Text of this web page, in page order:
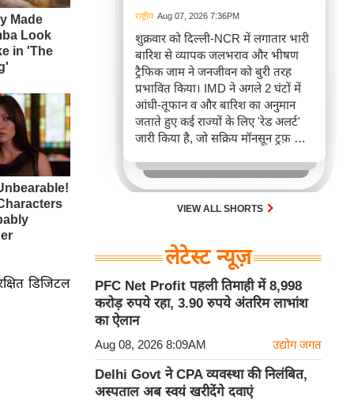
डिजिटल
राष्ट्रीय Aug 07, 2026 7:36PM
शुक्रवार को दिल्ली-NCR में लगातार भारी
बारिश से व्यापक जलभराव और भीषण
ट्रैफिक जाम ने जनजीवन को बुरी तरह
प्रभावित किया। IMD ने अगले 2 घंटों में
आंधी-तूफान व और बारिश का अनुमान
जताते हुए कई राज्यों के लिए 'रेड अलर्ट'
जारी किया है, जो सक्रिय मॉनसून ट्रफ़ और
जिससे यातायात बाधित होने के साथ-साथ
सफदरजंग अस्पताल में भी जलभराव की
स्थिति बनी।VIEW ALL SHORTS
लेटेस्ट न्यूज़
PFC Net Profit पहली तिमाही में 8,998
करोड़ रुपये रहा, 3.90 रुपये अंतरिम लाभांश
का ऐलान
Aug 08, 2026 8:09AM उद्योग जगत
Delhi Govt ने CPA व्यवस्था की निलंबित,
अस्पताल अब स्वयं खरीदेंगे दवाएं